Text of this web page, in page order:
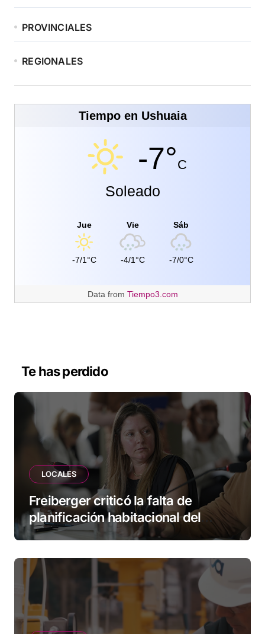
PROVINCIALES
REGIONALES
Tiempo en Ushuaia
-7°C
Soleado
Jue
-7/1°C
Vie
-4/1°C
Sáb
-7/0°C
Data from Tiempo3.com
Te has perdido
LOCALES
Freiberger criticó la falta de
planificación habitacional del
Municipio: “Vuoto deja afuera a
esperando”